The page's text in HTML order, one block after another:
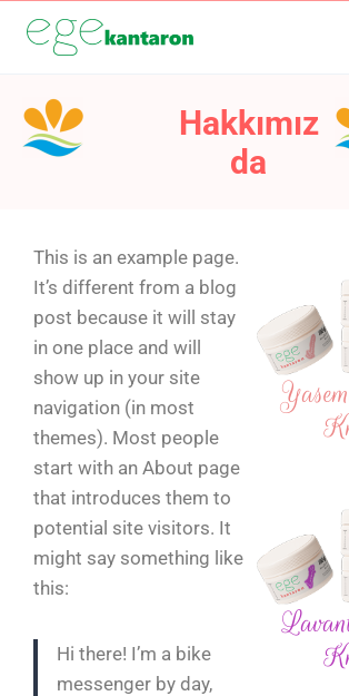
Hakkımız
da
This is an example page.
It’s different from a blog
post because it will stay
in one place and will
show up in your site
navigation (in most
themes). Most people
start with an About page
that introduces them to
potential site visitors. It
might say something like
this:
Hi there! I’m a bike
messenger by day,